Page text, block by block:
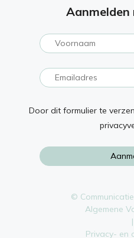
Door dit formulier te
©
Algemene
|
Privacy- en